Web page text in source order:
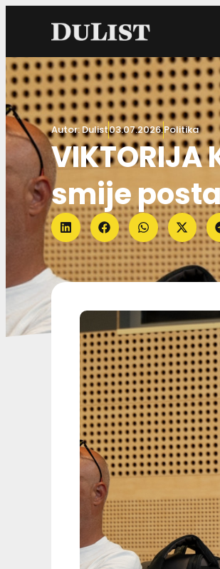
Autor:Dulist03.07.2026.Politika
VIKTORIJA
smije